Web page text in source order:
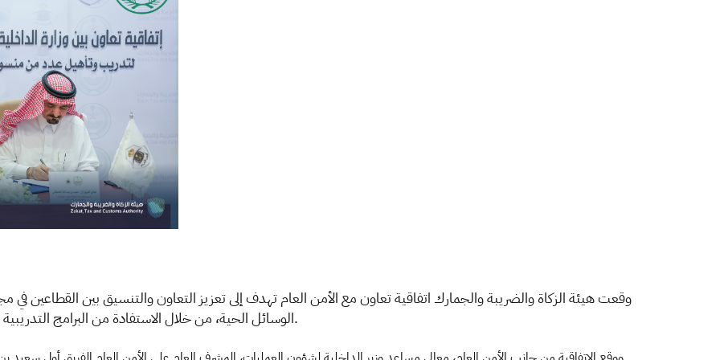
​​وقعت هيئة الزكاة والضريبة والجمارك اتفاقية تعاون مع الأمن العام تهدف إلى تعزيز التعاون والتنسيق بين القطاعين
الوسائل الحية، من خلال الاستفادة من البرامج التدريبية التي يُقدمها المركز الوطني للوسائل الحية التابع للهيئة. ​